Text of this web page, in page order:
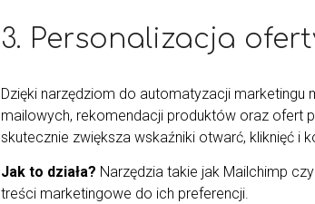
3. Personalizacja
Dzięki narzędziom do automatyzacji
mailowych, rekomendacji produktów oraz ofert
skutecznie zwiększa wskaźniki otwarć, kliknięć i
Jak to działa? Narzędzia takie jak Mailchimp
treści marketingowe do ich preferencji.